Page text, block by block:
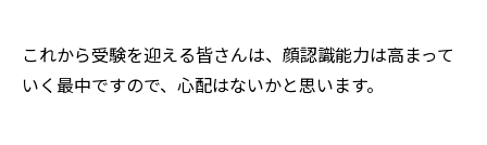
これから受験を迎える皆さんは、顔認識能力は高まって
いく最中ですので、心配はないかと思います。